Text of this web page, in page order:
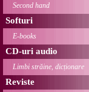
Second hand
Softuri
E-books
CD-uri audio
Limbi străine, dicționare
Reviste